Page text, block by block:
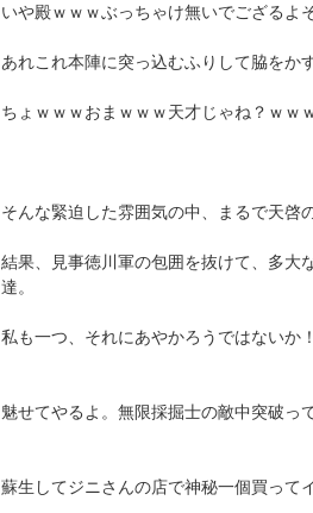
いや殿ｗｗｗぶっちゃけ無いでござるよ
あれこれ本陣に突っ込むふりして脇をか
ちょｗｗｗおまｗｗｗ天才じゃね？ｗｗ
そんな緊迫した雰囲気の中、まるで天啓
結果、見事徳川軍の包囲を抜けて、多大
達。
私も一つ、それにあやかろうではないか！
魅せてやるよ。無限採掘士の敵中突破っ
蘇生してジニさんの店で神秘一個買って